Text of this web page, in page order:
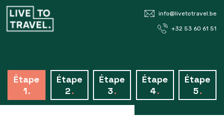
+32 53 60 61 51
info@livetotravel.be
Étape
1.
Étape
2.
Étape
3.
Étape
4.
Étape
5.